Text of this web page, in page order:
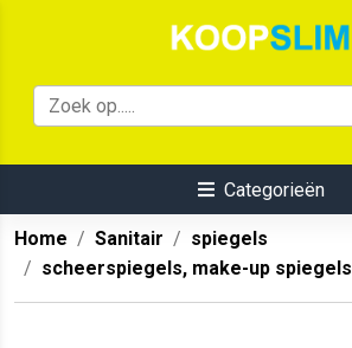
Categorieën
Home Sanitair
spiegels
scheerspiegels, make-up spiegels